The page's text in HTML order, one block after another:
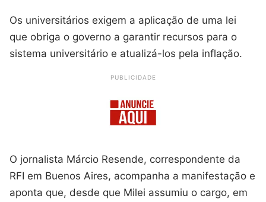
Os universitários exigem a aplicação de uma lei
que obriga o governo a garantir recursos para o
sistema universitário e atualizá-los pela inflação.
PUBLICIDADE
O jornalista Márcio Resende, correspondente da
RFI em Buenos Aires, acompanha a manifestação e
aponta que, desde que Milei assumiu o cargo, em